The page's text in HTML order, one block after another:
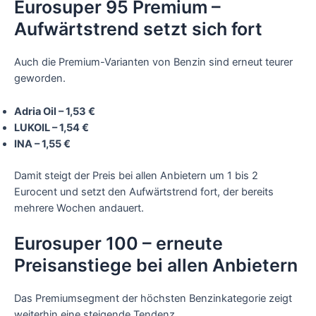
Eurosuper 95 Premium –
Aufwärtstrend setzt sich fort
Auch die Premium-Varianten von Benzin sind erneut teurer
geworden.
Adria Oil – 1,53 €
LUKOIL – 1,54 €
INA – 1,55 €
Damit steigt der Preis bei allen Anbietern um 1 bis 2
Eurocent und setzt den Aufwärtstrend fort, der bereits
mehrere Wochen andauert.
Eurosuper 100 – erneute
Preisanstiege bei allen Anbietern
Das Premiumsegment der höchsten Benzinkategorie zeigt